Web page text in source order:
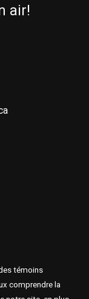
air!
témoins
comprendre la